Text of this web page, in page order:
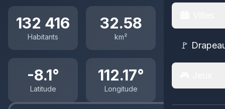
🚩
132 416
Habitants
32.58
km²
-8.1°
Latitude
112.17°
Longitude